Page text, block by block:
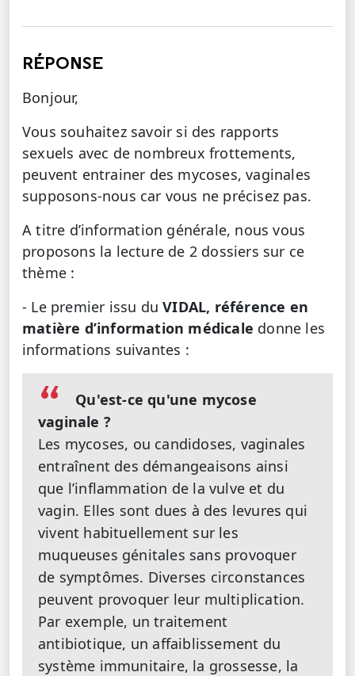
RÉPONSE
Bonjour,
Vous souhaitez savoir si des rapports
sexuels avec de nombreux frottements,
peuvent entrainer des mycoses, vaginales
supposons-nous car vous ne précisez pas.
A titre d’information générale, nous vous
proposons la lecture de 2 dossiers sur ce
thème :
- Le premier issu duVIDAL, référence en
matière d’information médicale donne les
informations suivantes :
Qu'est-ce qu'une mycose
vaginale ?
Les mycoses, ou candidoses, vaginales
entraînent des démangeaisons ainsi
que l’inflammation de la vulve et du
vagin. Elles sont dues à des levures qui
vivent habituellement sur les
muqueuses génitales sans provoquer
de symptômes. Diverses circonstances
peuvent provoquer leur multiplication.
Par exemple, un traitement
antibiotique, un affaiblissement du
système immunitaire, la grossesse, la